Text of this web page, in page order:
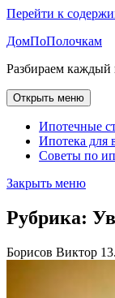
Перейти к
ДомПоПолочкам
Разбираем каждый
Открыть меню
Ипотечные
Ипотека для
Советы по
Закрыть меню
Рубрика:
Борисов Виктор